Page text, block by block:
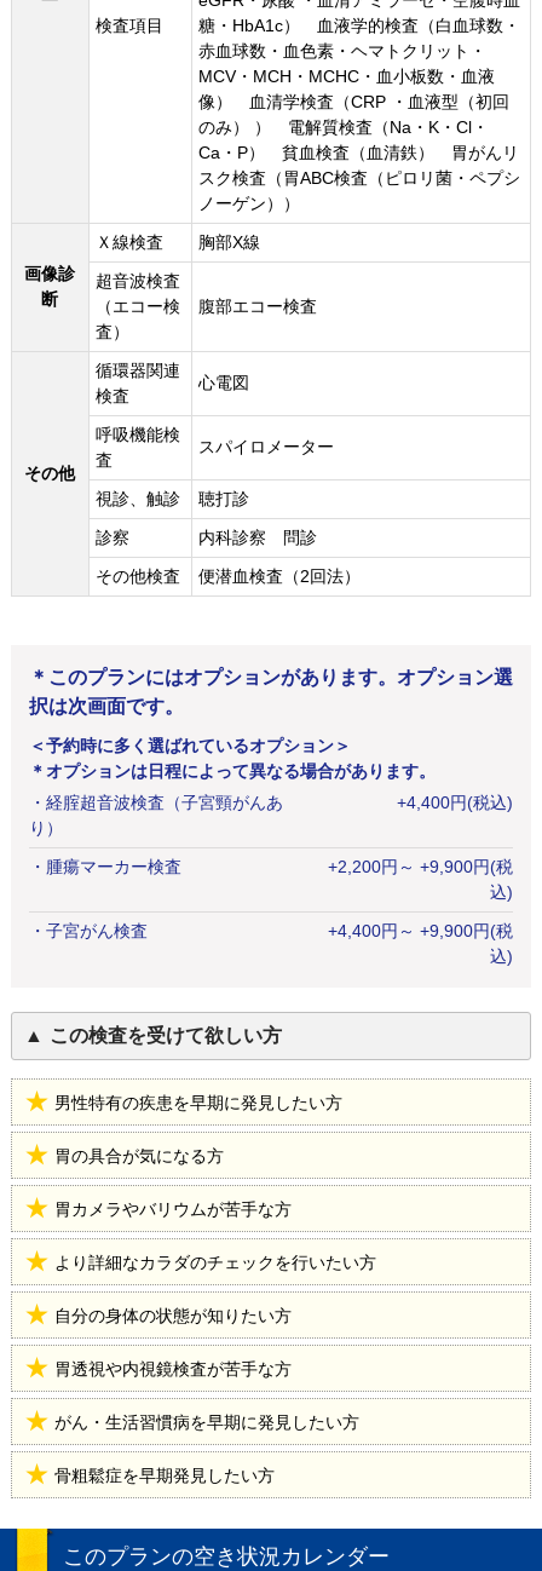
検査項目
糖・HbA1c） 血液学的検査（白血球数・
赤血球数・血色素・ヘマトクリット・
MCV・MCH・MCHC・血小板数・血液
像） 血清学検査（CRP ・血液型（初回
のみ） ） 電解質検査（Na・K・Cl・
Ca・P） 貧血検査（血清鉄） 胃がんリ
スク検査（胃ABC検査（ピロリ菌・ペプシ
ノーゲン））
画像診
断
Ｘ線検査
胸部X線
超音波検査
（エコー検
査）
腹部エコー検査
その他
循環器関連
検査
心電図
呼吸機能検
査
スパイロメーター
視診、触診
聴打診
診察
内科診察 問診
その他検査
便潜血検査（2回法）
＊このプランにはオプションがあります。オプション選
択は次画面です。
＜予約時に多く選ばれているオプション＞
＊オプションは日程によって異なる場合があります。
・ 経腟超音波検査（子宮頸がんあ
り）
+4,400円(税込)
・ 腫瘍マーカー検査 +2,200円 ～ +9,900円(税
込)
・ 子宮がん検査 +4,400円 ～ +9,900円(税
込)
この検査を受けて欲しい方
男性特有の疾患を早期に発見したい方
胃の具合が気になる方
胃カメラやバリウムが苦手な方
より詳細なカラダのチェックを行いたい方
自分の身体の状態が知りたい方
胃透視や内視鏡検査が苦手な方
がん・生活習慣病を早期に発見したい方
骨粗鬆症を早期発見したい方
このプランの空き状況カレンダー